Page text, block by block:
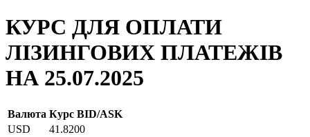
КУРС ДЛЯ ОПЛАТИ
ЛІЗИНГОВИХ ПЛАТЕЖІВ
НА 25.07.2025
Валюта Курс BID/ASK
USD
41.8200